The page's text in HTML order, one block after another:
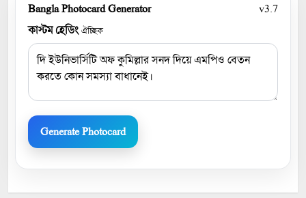
Bangla Photocard Generator
v3.7
কাস্টম হেডিংঐচ্ছিক
Generate Photocard